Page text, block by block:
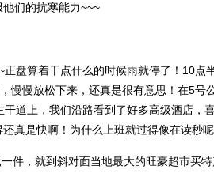
们的抗寒能力~~~
盘算着干点什么的时候雨就停了！10点
慢慢放松下来，还真是很有意思！在5号
道上，我们沿路看到了好多高级酒店，
真是快啊！为什么上班就过得像在读秒呢
，就到斜对面当地最大的旺豪超市买特